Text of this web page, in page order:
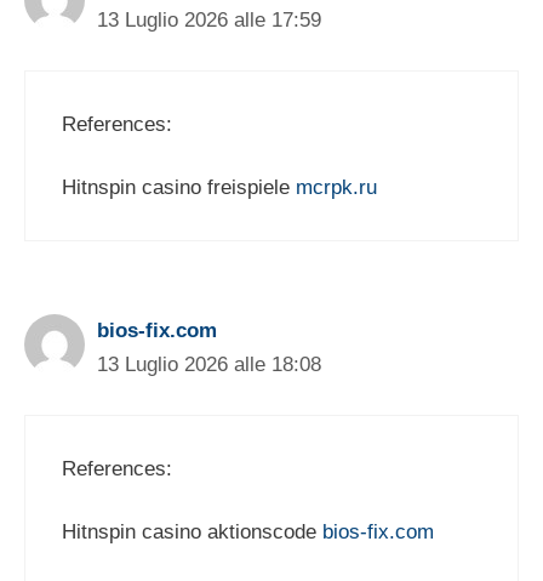
13 Luglio 2026 alle 17:59
References:
Hitnspin casino freispiele mcrpk.ru
bios-fix.com
13 Luglio 2026 alle 18:08
References:
Hitnspin casino aktionscode bios-fix.com